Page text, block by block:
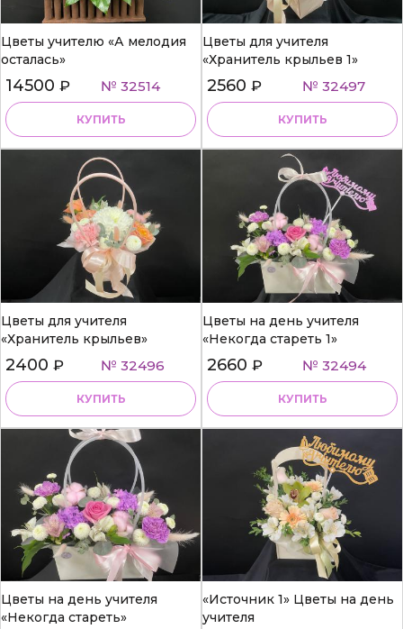
Цветы учителю «А мелодия
осталась»
14500 ₽ № 32514
КУПИТЬ
Цветы для учителя
«Хранитель крыльев 1»
2560 ₽ № 32497
КУПИТЬ
Цветы для учителя
«Хранитель крыльев»
2400 ₽ № 32496
КУПИТЬ
Цветы на день учителя
«Некогда стареть 1»
2660 ₽ № 32494
КУПИТЬ
Цветы на день учителя
«Некогда стареть»
«Источник 1» Цветы на день
учителя